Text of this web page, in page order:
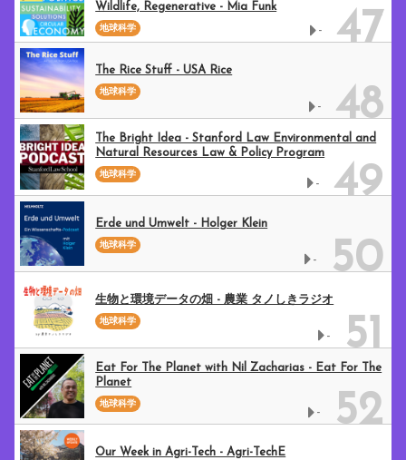
- 47
Wildlife, Regenerative - Mia Funk
地球科学
- 48
The Rice Stuff - USA Rice
地球科学
- 49
The Bright Idea - Stanford Law Environmental and
Natural Resources Law & Policy Program
地球科学
- 50
Erde und Umwelt - Holger Klein
地球科学
- 51
生物と環境データの畑 - 農業 タノしきラジオ
地球科学
- 52
Eat For The Planet with Nil Zacharias - Eat For The
Planet
地球科学
Our Week in Agri-Tech - Agri-TechE